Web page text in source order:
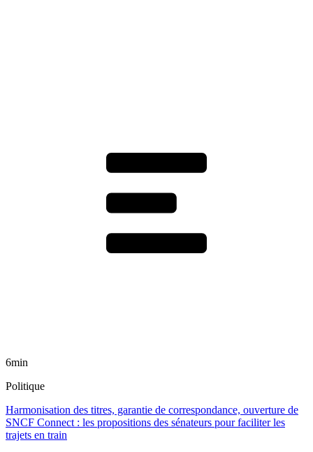
6min
Politique
Harmonisation des titres, garantie de correspondance, ouverture de
SNCF Connect : les propositions des sénateurs pour faciliter les
trajets en train